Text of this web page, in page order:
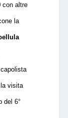
con altre
la
visita
del 6°